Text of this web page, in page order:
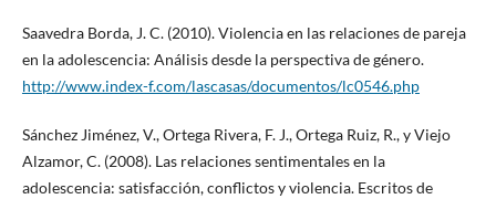
Saavedra Borda, J. C. (2010). Violencia en las relaciones de pareja
en la adolescencia: Análisis desde la perspectiva de género.
http://www.index-f.com/lascasas/documentos/lc0546.php
Sánchez Jiménez, V., Ortega Rivera, F. J., Ortega Ruiz, R., y Viejo
Alzamor, C. (2008). Las relaciones sentimentales en la
adolescencia: satisfacción, conflictos y violencia. Escritos de